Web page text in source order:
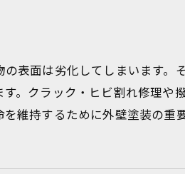
表面は劣化してしまいます。
。クラック・ヒビ割れ修理
維持するために外壁塗装の重